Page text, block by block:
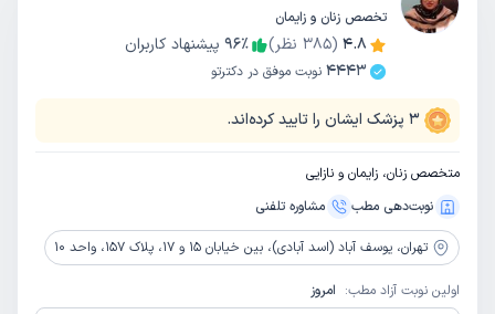
تخصص زنان و زایمان
4.8
(
385 نظر) 96٪
پیشنهاد کاربران
4443 نوبت موفق در دکترتو
3 پزشک ایشان را تایید کرده‌اند.
متخصص زنان، زایمان و نازایی
نوبت‌دهی مطب
مشاوره‌ تلفنی
تهران، یوسف آباد (اسد آبادی)، بین خیابان 15 و 17، پلاک 157، واحد 10
اولین نوبت آزاد مطب: امروز